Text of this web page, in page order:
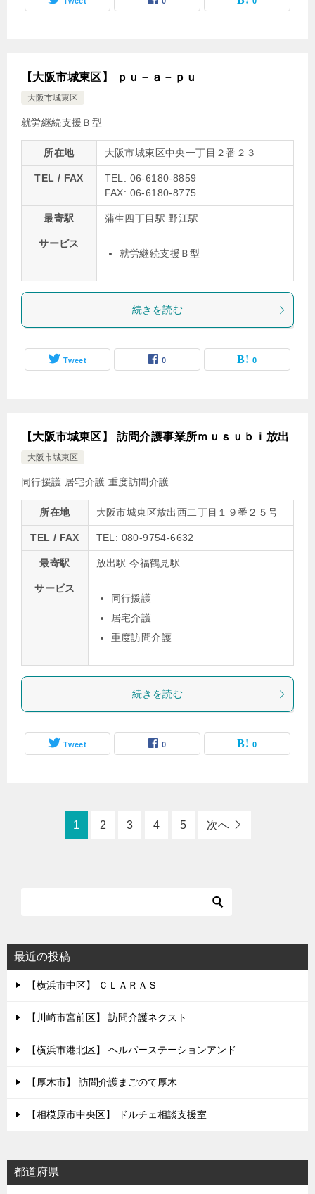
【大阪市城東区】 ｐｕ－ａ－ｐｕ
大阪市城東区
就労継続支援Ｂ型
所在地 大阪市城東区中央一丁目２番２３
TEL / FAX
TEL: 06-6180-8859
FAX: 06-6180-8775
最寄駅 蒲生四丁目駅 野江駅
サービス
就労継続支援Ｂ型
続きを読む
Tweet 0 0
【大阪市城東区】 訪問介護事業所ｍｕｓｕｂｉ放出
大阪市城東区
同行援護 居宅介護 重度訪問介護
所在地 大阪市城東区放出西二丁目１９番２５号
TEL / FAX TEL: 080-9754-6632
最寄駅 放出駅 今福鶴見駅
サービス
同行援護
居宅介護
重度訪問介護
続きを読む
Tweet 0 0
1 2 3 4 5 次へ
最近の投稿
【横浜市中区】 ＣＬＡＲＡＳ
【川崎市宮前区】 訪問介護ネクスト
【横浜市港北区】 ヘルパーステーションアンド
【厚木市】 訪問介護まごのて厚木
【相模原市中央区】 ドルチェ相談支援室
都道府県